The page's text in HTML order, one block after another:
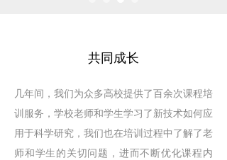
共同成长
几年间，我们为众多高校提供了百余次课程培
训服务，学校老师和学生学习了新技术如何应
用于科学研究，我们也在培训过程中了解了老
师和学生的关切问题，进而不断优化课程内